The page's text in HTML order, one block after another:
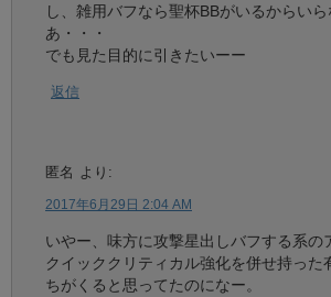
し、雑用バフなら聖杯BBがいるからい
あ・・・
でも見た目的に引きたいーー
返信
匿名 より:
2017年6月29日 2:04 AM
いやー、味方に攻撃星出しバフする系の
クイッククリティカル強化を併せ持った
ちがくると思ってたのになー。